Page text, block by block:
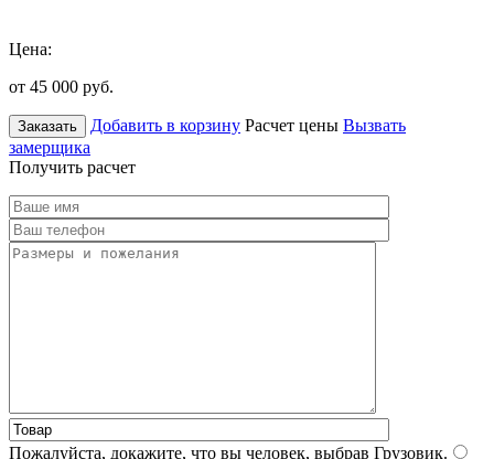
Цена:
от 45 000 руб.
Заказать Добавить в корзину Расчет цены Вызвать
замерщика
Получить расчет
Пожалуйста, докажите, что вы человек, выбрав Грузовик.